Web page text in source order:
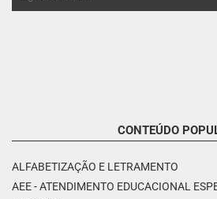
CONTEÚDO
ALFABETIZAÇÃO E LETRAMENTO
AEE - ATENDIMENTO EDUCACIONAL